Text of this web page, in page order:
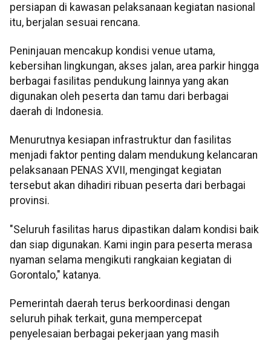
persiapan di kawasan pelaksanaan kegiatan nasional
itu, berjalan sesuai rencana.
Peninjauan mencakup kondisi venue utama,
kebersihan lingkungan, akses jalan, area parkir hingga
berbagai fasilitas pendukung lainnya yang akan
digunakan oleh peserta dan tamu dari berbagai
daerah di Indonesia.
Menurutnya kesiapan infrastruktur dan fasilitas
menjadi faktor penting dalam mendukung kelancaran
pelaksanaan PENAS XVII, mengingat kegiatan
tersebut akan dihadiri ribuan peserta dari berbagai
provinsi.
"Seluruh fasilitas harus dipastikan dalam kondisi baik
dan siap digunakan. Kami ingin para peserta merasa
nyaman selama mengikuti rangkaian kegiatan di
Gorontalo," katanya.
Pemerintah daerah terus berkoordinasi dengan
seluruh pihak terkait, guna mempercepat
penyelesaian berbagai pekerjaan yang masih